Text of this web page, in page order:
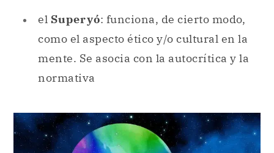
el Superyó: funciona, de cierto modo,
como el aspecto ético y/o cultural en la
mente. Se asocia con la autocrítica y la
normativa